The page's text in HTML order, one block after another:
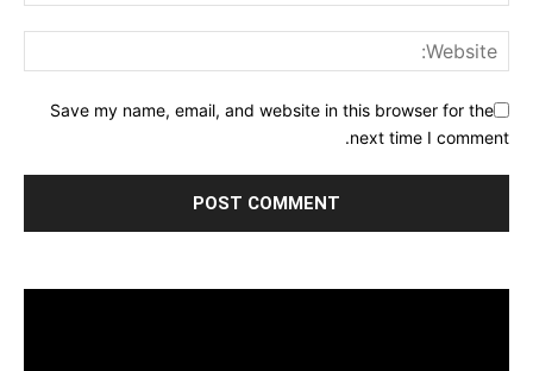
Save my name, email, and website in this browser for the
next time I comment.